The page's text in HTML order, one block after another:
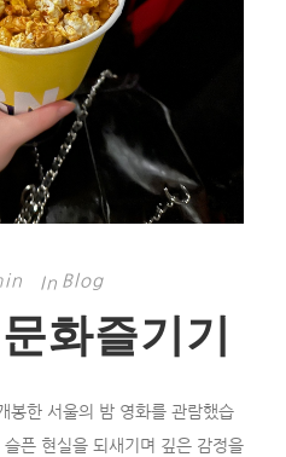
In Blog
화즐기기
봉한 서울의 밤 영화를 관람했습
픈 현실을 되새기며 깊은 감정을